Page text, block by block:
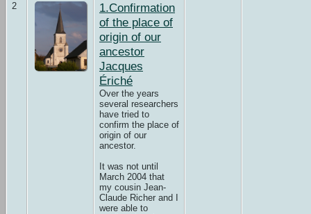
2
1.Confirmation
of the place of
origin of our
ancestor
Jacques
Ériché
Over the years
several researchers
have tried to
confirm the place of
origin of our
ancestor.
It was not until
March 2004 that
my cousin Jean-
Claude Richer and I
were able to